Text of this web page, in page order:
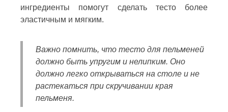
ингредиенты помогут сделать тесто более
эластичным и мягким.
Важно помнить, что тесто для пельменей
должно быть упругим и нелипким. Оно
должно легко открываться на столе и не
растекаться при скручивании края
пельменя.